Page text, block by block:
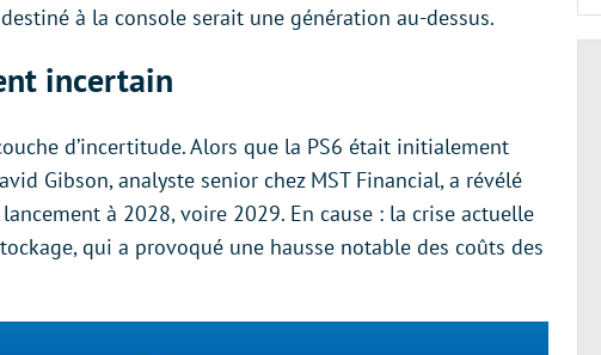
à la console serait une génération au-dessus.
incertain
d’incertitude. Alors que la PS6 était initialement
Gibson, analyste senior chez MST Financial, a révélé
à 2028, voire 2029. En cause : la crise actuelle
qui a provoqué une hausse notable des coûts des